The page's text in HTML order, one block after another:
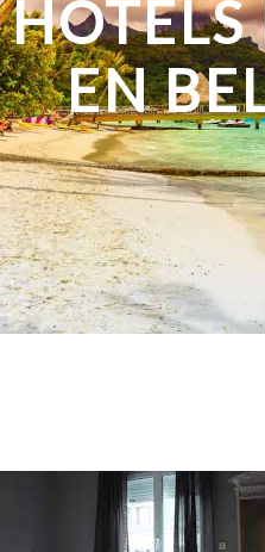
HÔTELS
EN